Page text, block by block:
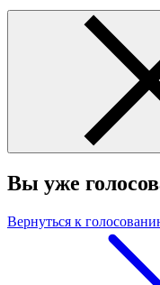
Вы уже
Вернуться к